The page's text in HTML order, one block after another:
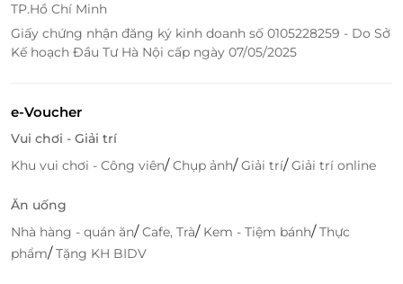
Hỗ Trợ Khách Hàng Tận Tâm
LifeLink cung cấp dịch vụ hỗ trợ khách hàng chuyên
nghiệp và tận tâm. Đội ngũ hỗ trợ luôn sẵn sàng
giúp đỡ bạn trong quá trình đặt phòng, giải đáp thắc
mắc và xử lý các vấn đề phát sinh, đảm bảo bạn có
TP.Hồ Chí Minh
Giấy chứng nhận đăng ký kinh doanh số 0105228259 - Do Sở
Kế hoạch Đầu Tư Hà Nội cấp ngày 07/05/2025
e-Voucher
Vui chơi - Giải trí
Khu vui chơi - Công viên/Chụp ảnh/Giải trí/Giải trí online
Ăn uống
Nhà hàng - quán ăn/Cafe, Trà/ Kem - Tiệm bánh/Thực
phẩm/Tặng KH BIDV